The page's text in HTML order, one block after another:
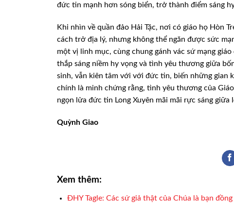
đức tin mạnh hơn sóng biển, trở thành điểm sáng
Khi nhìn về quần đảo Hải Tặc, nơi có giáo họ Hòn
cách trở địa lý, nhưng không thể ngăn được sức
một vị linh mục, cùng chung gánh vác sứ mạng
thắp sáng niềm hy vọng và tình yêu thương giữa
sinh, vẫn kiên tâm với với đức tin, biến những gian
chính là minh chứng rằng, tình yêu thương của
ngọn lửa đức tin Long Xuyên mãi mãi rực sáng giữa
Quỳnh Giao
Xem thêm:
ĐHY Tagle: Các sứ giả thật của Chúa là bạn